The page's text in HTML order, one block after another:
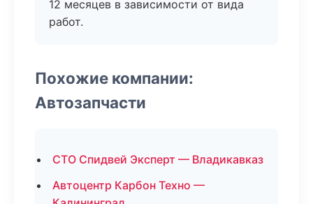
12 месяцев в зависимости от вида
работ.
Похожие компании:
Автозапчасти
СТО Спидвей Эксперт — Владикавказ
Автоцентр Карбон Техно —